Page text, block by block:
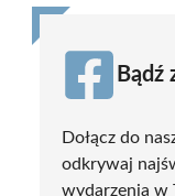
Bądź
Dołącz do
odkrywaj
wydarzenia w